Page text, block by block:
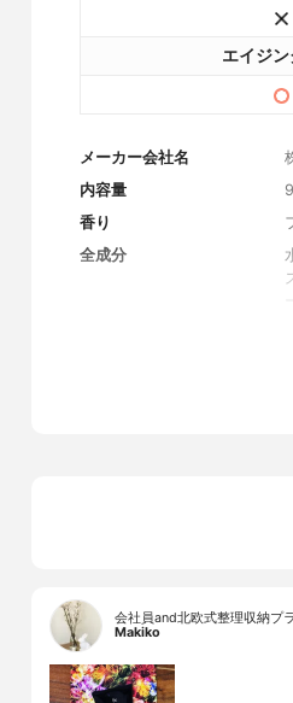
エイジ
メーカー会社名
内容量
香り
全成分
会社員and北欧式整理収納プ
Makiko